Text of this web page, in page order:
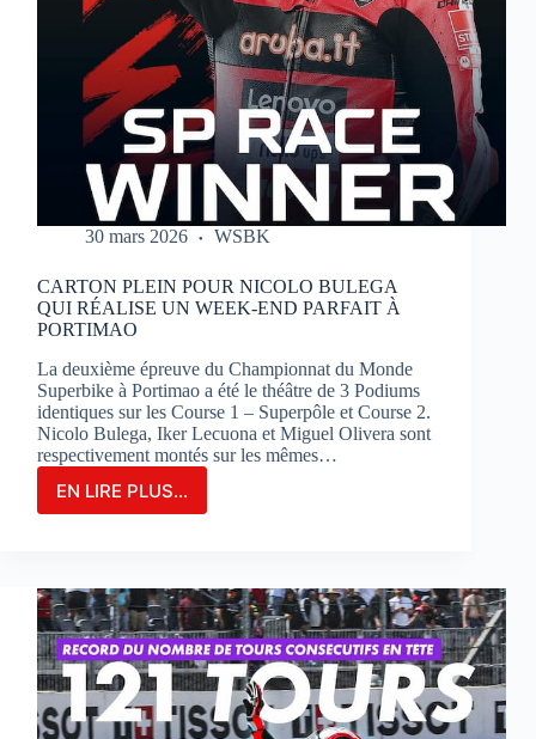
HEURES
MOTOS
SUR
LE
CIRCUIT
BUGATTI
LE
MANS
30 mars 2026 WSBK
CARTON PLEIN POUR NICOLO BULEGA
QUI RÉALISE UN WEEK-END PARFAIT À
PORTIMAO
La deuxième épreuve du Championnat du Monde
Superbike à Portimao a été le théâtre de 3 Podiums
identiques sur les Course 1 – Superpôle et Course 2.
Nicolo Bulega, Iker Lecuona et Miguel Olivera sont
respectivement montés sur les mêmes…
EN LIRE PLUS...
CARTON
BULEGA
QUI
RÉALISE
UN
WEEK-
END
PARFAIT